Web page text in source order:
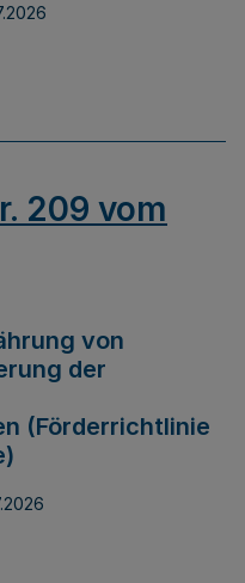
209 vom
von
der
(Förderrichtlinie